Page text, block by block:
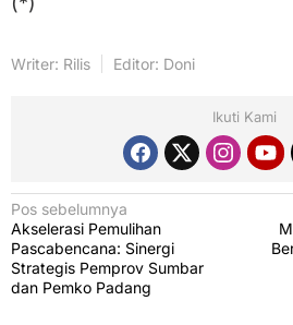
Writer: Rilis Editor: Doni
Ikuti Kami
N
a
v
i
Pos sebelumnya
Akselerasi Pemulihan
Pascabencana: Sinergi
Strategis Pemprov Sumbar
dan Pemko Padang